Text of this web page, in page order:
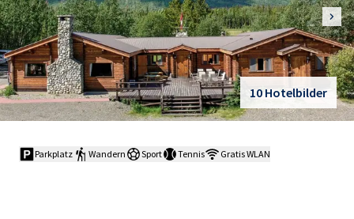
10 Hotelbilder
Parkplatz Wandern Sport Tennis Gratis WLAN